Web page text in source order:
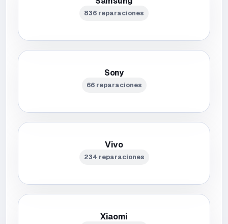
836 reparaciones
Sony
66 reparaciones
Vivo
234 reparaciones
Xiaomi